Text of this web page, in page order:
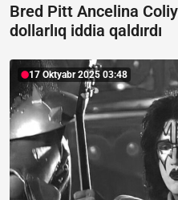
Bred Pitt Ancelina
dollarlıq iddia qaldırdı
17 Oktyabr 2025 03:48